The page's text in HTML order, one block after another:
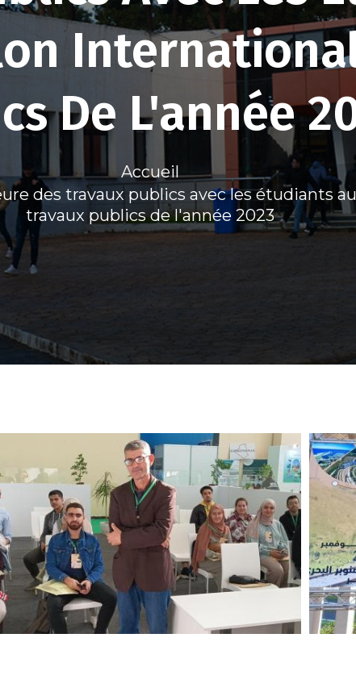
De L'année
Accueil
des travaux publics avec les étudiants
travaux publics de l'année 2023